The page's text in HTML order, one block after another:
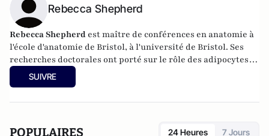
Rebecca Shepherd
Rebecca Shepherd est maître de conférences en anatomie à
l'école d'anatomie de Bristol, à l'université de Bristol. Ses
recherches doctorales ont porté sur le rôle des adipocytes
de la moelle osseuse dans la santé des os et ses recherches
actuelles se poursuivent sur ce thème afin d'examiner et de
SUIVRE
POPULAIRES 24 Heures 7 Jours